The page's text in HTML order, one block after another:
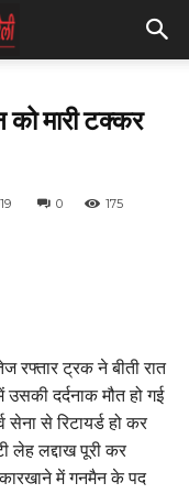
मारी टक्कर
0 175
रफ्तार ट्रक ने बीती रात
दर्दनाक मौत हो गई
सेना से रिटायर्ड हो कर
लेह लद्दाख पूरी कर
कारखाने में गनमैन के पद